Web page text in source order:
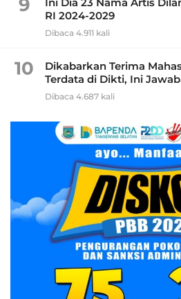
9
RI 2024-2029
Dibaca 4.911 kali
10
Dikabarkan Terima
Terdata di Dikti, Ini
Dibaca 4.687 kali